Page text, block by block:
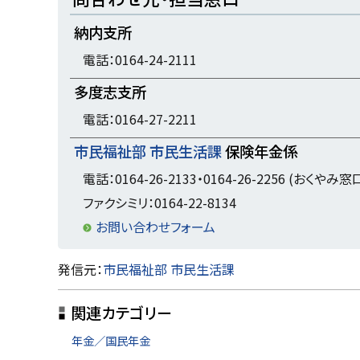
ッ
プ
戻
納内支所
電話：0164-24-2111
多度志支所
電話：0164-27-2211
市民福祉部 市民生活課保険年金係
電話：0164-26-2133・0164-26-2256 (おくやみ窓
ファクシミリ：0164-22-8134
お問い合わせフォーム
ト
ッ
プ
に
発信元：市民福祉部 市民生活課
関連カテゴリー
年金／国民年金